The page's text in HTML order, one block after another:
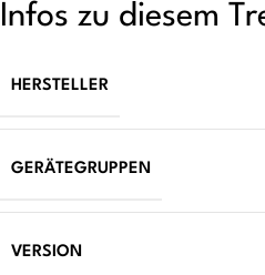
Infos zu diesem
HERSTELLER
GERÄTEGRUPPEN
VERSION